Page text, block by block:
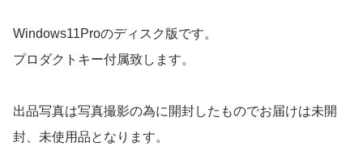
Windows11Proのディスク版です。
プロダクトキー付属致します。
出品写真は写真撮影の為に開封したものでお届けは未開
封、未使用品となります。